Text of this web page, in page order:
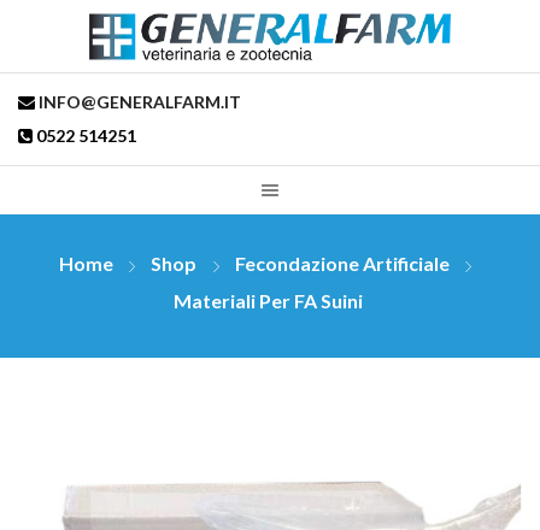
INFO@GENERALFARM.IT
0522 514251
Home Shop
Fecondazione Artificiale
Materiali Per FA Suini